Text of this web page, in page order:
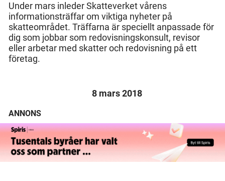
Under mars inleder Skatteverket vårens
informationsträffar om viktiga nyheter på
skatteområdet. Träffarna är speciellt anpassade för
dig som jobbar som redovisningskonsult, revisor
eller arbetar med skatter och redovisning på ett
företag.
8 mars 2018
ANNONS